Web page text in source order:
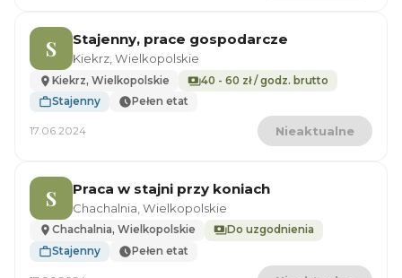
S Stajenny, prace gospodarcze
Kiekrz, Wielkopolskie
Kiekrz, Wielkopolskie
40 - 60 zł / godz. brutto
Stajenny
Pełen etat
17.06.2024 Nieaktualne
S Praca w stajni przy koniach
Chachalnia, Wielkopolskie
Chachalnia, Wielkopolskie
Do uzgodnienia
Stajenny
Pełen etat